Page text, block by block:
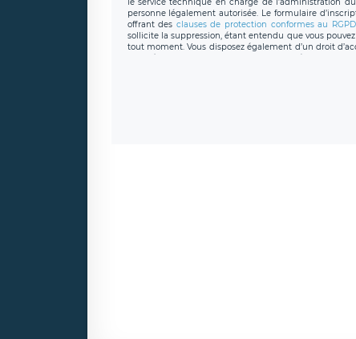
personne légalement autorisée. Le formulaire
offrant des clauses de protection conformes au RGPD
sollicite la suppression, étant entendu que vous
tout moment. Vous disposez également d’un droit
caractère personnel, ainsi que d’un droit à la
protection des données de LÉGAVOX qui exerce
joignable à l’adresse mail :